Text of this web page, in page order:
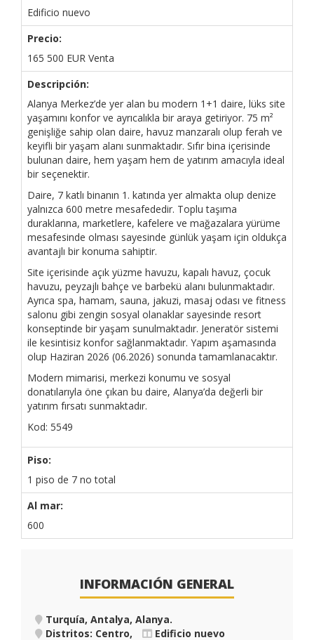
Edificio nuevo
Precio:
165 500 EUR Venta
Descripción:
Alanya Merkez’de yer alan bu modern 1+1 daire, lüks site
yaşamını konfor ve ayrıcalıkla bir araya getiriyor. 75 m²
genişliğe sahip olan daire, havuz manzaralı olup ferah ve
keyifli bir yaşam alanı sunmaktadır. Sıfır bina içerisinde
bulunan daire, hem yaşam hem de yatırım amacıyla ideal
bir seçenektir.
Daire, 7 katlı binanın 1. katında yer almakta olup denize
yalnızca 600 metre mesafededir. Toplu taşıma
duraklarına, marketlere, kafelere ve mağazalara yürüme
mesafesinde olması sayesinde günlük yaşam için oldukça
avantajlı bir konuma sahiptir.
Site içerisinde açık yüzme havuzu, kapalı havuz, çocuk
havuzu, peyzajlı bahçe ve barbekü alanı bulunmaktadır.
Ayrıca spa, hamam, sauna, jakuzi, masaj odası ve fitness
salonu gibi zengin sosyal olanaklar sayesinde resort
konseptinde bir yaşam sunulmaktadır. Jeneratör sistemi
ile kesintisiz konfor sağlanmaktadır. Yapım aşamasında
olup Haziran 2026 (06.2026) sonunda tamamlanacaktır.
Modern mimarisi, merkezi konumu ve sosyal
donatılarıyla öne çıkan bu daire, Alanya’da değerli bir
yatırım fırsatı sunmaktadır.
Kod: 5549
Piso:
1 piso de 7 no total
Al mar:
600
INFORMACIÓN GENERAL
Turquía, Antalya, Alanya.
Distritos: Centro,
Edificio nuevo